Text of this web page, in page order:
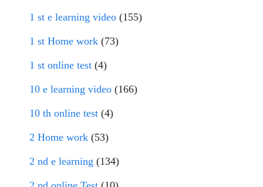
1 st e learning video (155)
1 st Home work (73)
1 st online test (4)
10 e learning video (166)
10 th online test (4)
2 Home work (53)
2 nd e learning (134)